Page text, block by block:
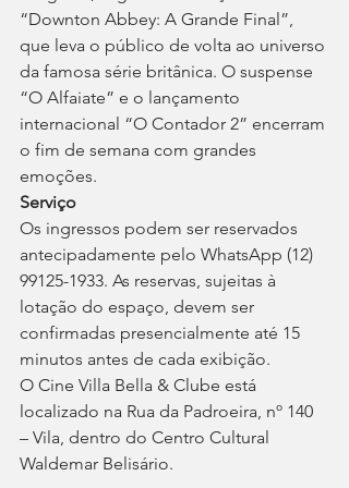
“Downton Abbey: A Grande Final”,
que leva o público de volta ao universo
da famosa série britânica. O suspense
“O Alfaiate” e o lançamento
internacional “O Contador 2” encerram
o fim de semana com grandes
emoções.
Serviço
Os ingressos podem ser reservados
antecipadamente pelo WhatsApp (12)
99125-1933. As reservas, sujeitas à
lotação do espaço, devem ser
confirmadas presencialmente até 15
minutos antes de cada exibição.
O Cine Villa Bella & Clube está
localizado na Rua da Padroeira, nº 140
– Vila, dentro do Centro Cultural
Waldemar Belisário.